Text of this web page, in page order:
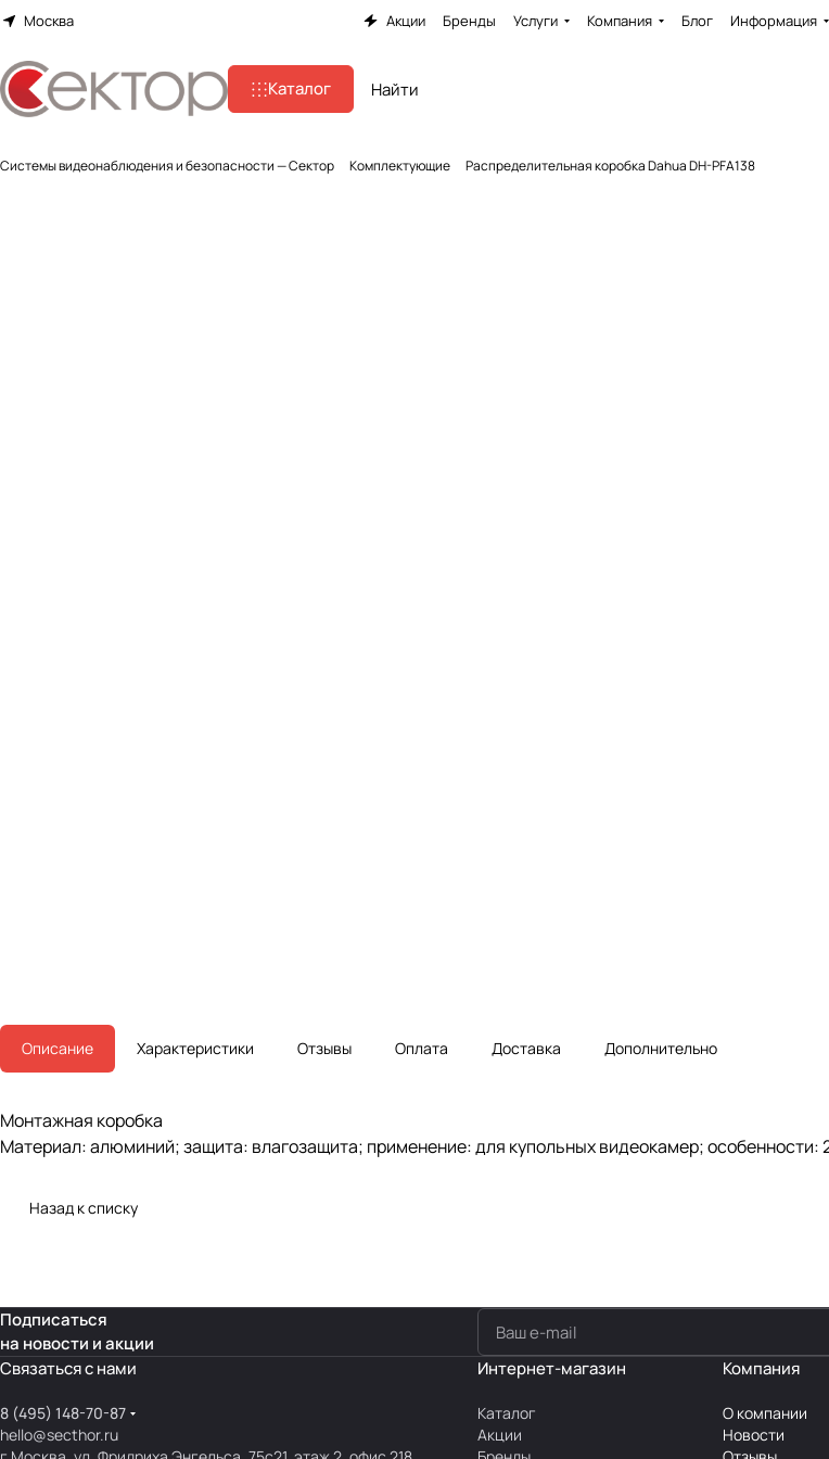
Москва Акции Бренды Услуги Компания Блог Информация
Каталог
Системы видеонаблюдения и безопасности — Сектор Комплектующие Распределительная коробка Dahua DH-PFA138
Описание Характеристики Отзывы Оплата Доставка Дополнительно
Монтажная коробка
Материал: алюминий; защита: влагозащита; применение: для купольных видеокамер; особенности:
Назад к списку
Подписаться
на новости и акции
Связаться с нами
8 (495) 148-70-87
hello@secthor.ru
Интернет-магазин
Каталог
Акции
Компания
О компании
Новости